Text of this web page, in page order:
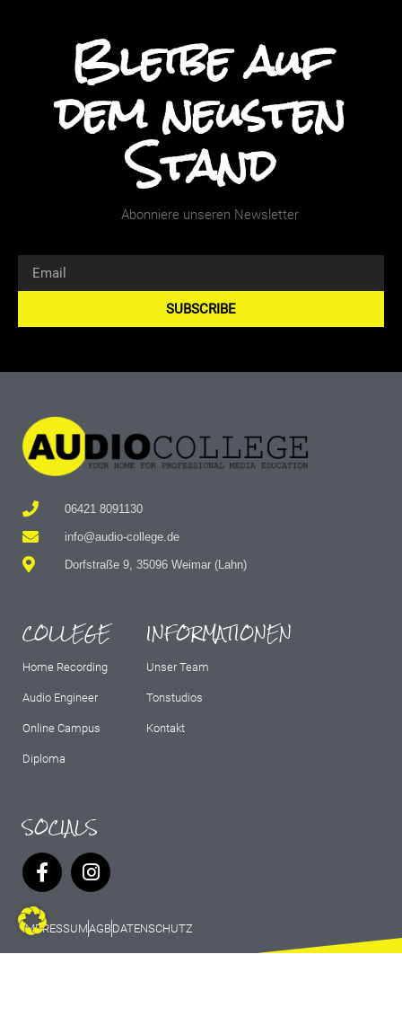
Bleibe auf
dem neusten
Stand
Abonniere unseren Newsletter
SUBSCRIBE
06421 8091130
info@audio-college.de
Dorfstraße 9, 35096 Weimar (Lahn)
COLLEGE
Home Recording
Audio Engineer
Online Campus
Diploma
INFORMATIONEN
Unser Team
Tonstudios
Kontakt
SOCIALS
IMPRESSUMAGBDATENSCHUTZ